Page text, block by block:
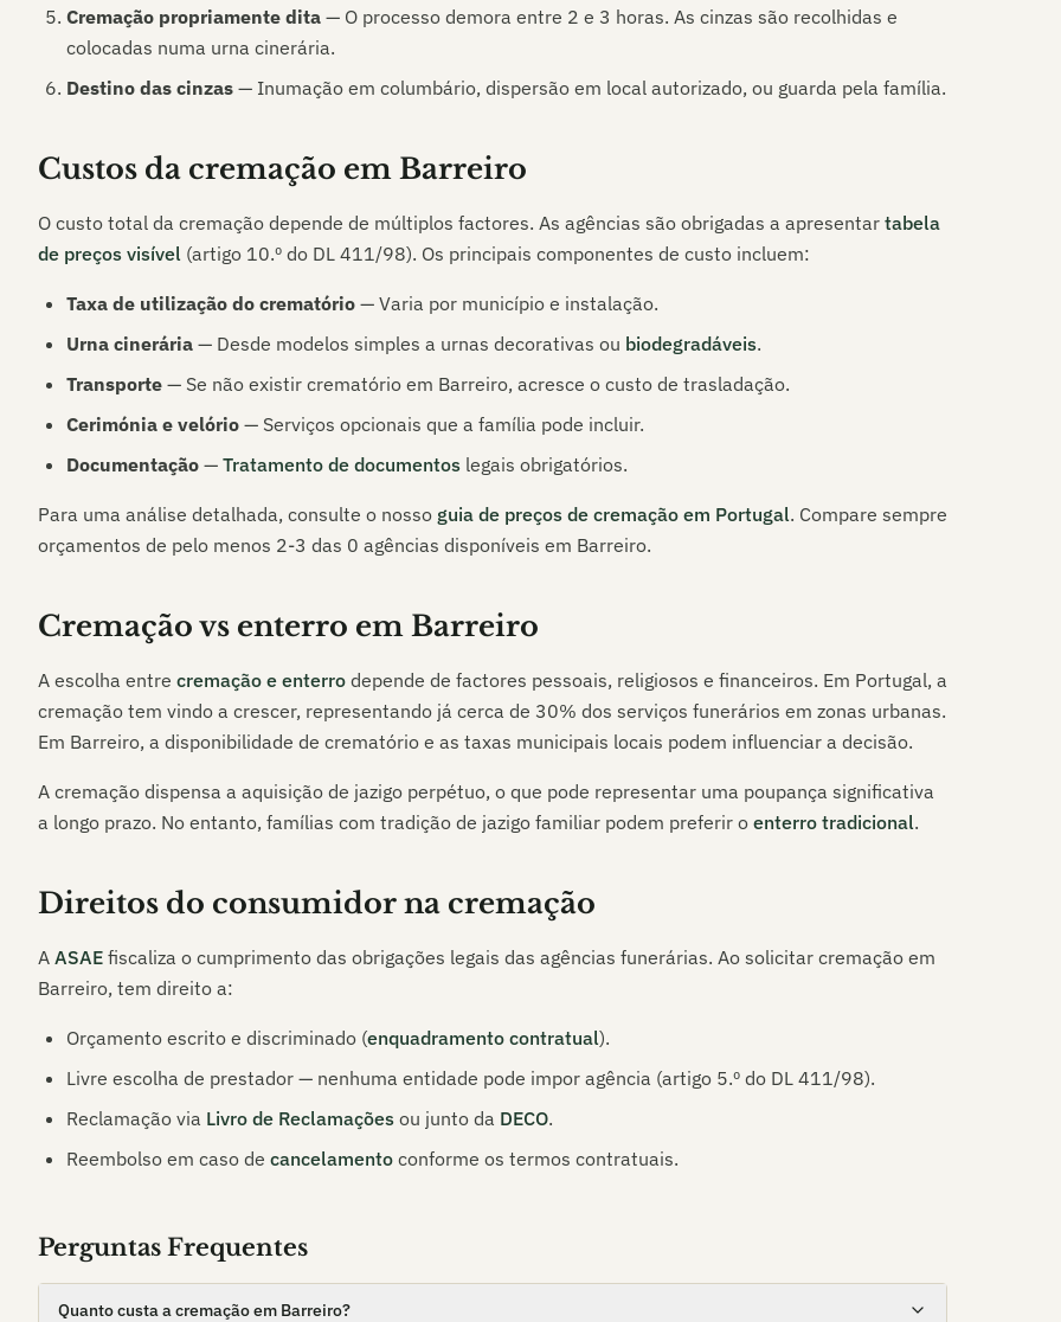
Cremação propriamente dita — O processo demora entre 2 e 3 horas. As cinzas são recolhidas e
colocadas numa urna cinerária.
Destino das cinzas — Inumação em columbário, dispersão em local autorizado, ou guarda pela família.
Custos da cremação em Barreiro
O custo total da cremação depende de múltiplos factores. As agências são obrigadas a apresentar tabela
de preços visível (artigo 10.º do DL 411/98). Os principais componentes de custo incluem:
Taxa de utilização do crematório — Varia por município e instalação.
Urna cinerária — Desde modelos simples a urnas decorativas ou biodegradáveis.
Transporte — Se não existir crematório em Barreiro, acresce o custo de trasladação.
Cerimónia e velório — Serviços opcionais que a família pode incluir.
Documentação — Tratamento de documentos legais obrigatórios.
Para uma análise detalhada, consulte o nosso guia de preços de cremação em Portugal. Compare sempre
orçamentos de pelo menos 2-3 das 0 agências disponíveis em Barreiro.
Cremação vs enterro em Barreiro
A escolha entre cremação e enterro depende de factores pessoais, religiosos e financeiros. Em Portugal, a
cremação tem vindo a crescer, representando já cerca de 30% dos serviços funerários em zonas urbanas.
Em Barreiro, a disponibilidade de crematório e as taxas municipais locais podem influenciar a decisão.
A cremação dispensa a aquisição de jazigo perpétuo, o que pode representar uma poupança significativa
a longo prazo. No entanto, famílias com tradição de jazigo familiar podem preferir o enterro tradicional.
Direitos do consumidor na cremação
A ASAE fiscaliza o cumprimento das obrigações legais das agências funerárias. Ao solicitar cremação em
Barreiro, tem direito a:
Orçamento escrito e discriminado (enquadramento contratual).
Livre escolha de prestador — nenhuma entidade pode impor agência (artigo 5.º do DL 411/98).
Reclamação via Livro de Reclamações ou junto da DECO.
Reembolso em caso de cancelamento conforme os termos contratuais.
Perguntas Frequentes
Quanto custa a cremação em Barreiro?